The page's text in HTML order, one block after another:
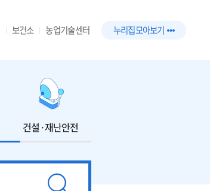
보건소 농업기술센터 누리집 모아보기
건설·재난안전